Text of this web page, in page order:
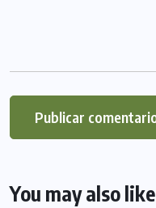
You may also like